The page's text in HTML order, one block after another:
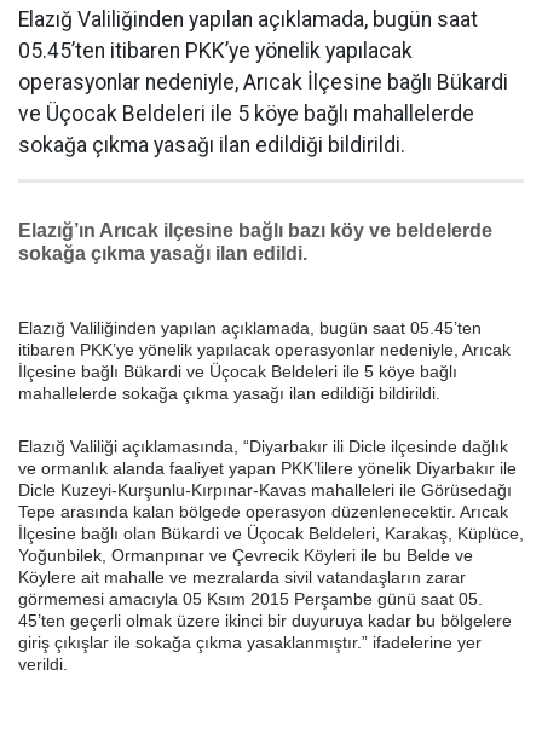
Elazığ Valiliğinden yapılan açıklamada, bugün saat
05.45’ten itibaren PKK’ye yönelik yapılacak
operasyonlar nedeniyle, Arıcak İlçesine bağlı Bükardi
ve Üçocak Beldeleri ile 5 köye bağlı mahallelerde
sokağa çıkma yasağı ilan edildiği bildirildi.
Elazığ’ın Arıcak ilçesine bağlı bazı köy ve beldelerde
sokağa çıkma yasağı ilan edildi.
Elazığ Valiliğinden yapılan açıklamada, bugün saat 05.45’ten
itibaren PKK’ye yönelik yapılacak operasyonlar nedeniyle, Arıcak
İlçesine bağlı Bükardi ve Üçocak Beldeleri ile 5 köye bağlı
mahallelerde sokağa çıkma yasağı ilan edildiği bildirildi.
Elazığ Valiliği açıklamasında, “Diyarbakır ili Dicle ilçesinde dağlık
ve ormanlık alanda faaliyet yapan PKK’lilere yönelik Diyarbakır ile
Dicle Kuzeyi-Kurşunlu-Kırpınar-Kavas mahalleleri ile Görüsedağı
Tepe arasında kalan bölgede operasyon düzenlenecektir. Arıcak
İlçesine bağlı olan Bükardi ve Üçocak Beldeleri, Karakaş, Küplüce,
Yoğunbilek, Ormanpınar ve Çevrecik Köyleri ile bu Belde ve
Köylere ait mahalle ve mezralarda sivil vatandaşların zarar
görmemesi amacıyla 05 Ksım 2015 Perşambe günü saat 05.
45’ten geçerli olmak üzere ikinci bir duyuruya kadar bu bölgelere
giriş çıkışlar ile sokağa çıkma yasaklanmıştır.” ifadelerine yer
verildi.